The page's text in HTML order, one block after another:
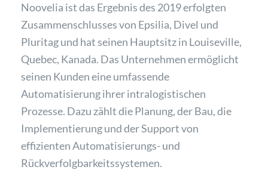
Noovelia ist das Ergebnis des 2019 erfolgten
Zusammenschlusses von Epsilia, Divel und
Pluritag und hat seinen Hauptsitz in Louiseville,
Quebec, Kanada. Das Unternehmen ermöglicht
seinen Kunden eine umfassende
Automatisierung ihrer intralogistischen
Prozesse. Dazu zählt die Planung, der Bau, die
Implementierung und der Support von
effizienten Automatisierungs- und
Rückverfolgbarkeitssystemen.